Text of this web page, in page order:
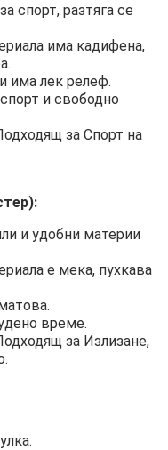
спорт, разтяга се
има кадифена,
има лек релеф.
и свободно
за Спорт на
и удобни материи
е мека, пухкава
време.
за Излизане,